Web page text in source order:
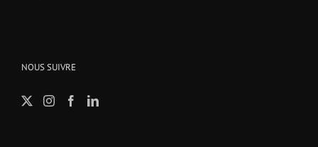
NOUS SUIVRE